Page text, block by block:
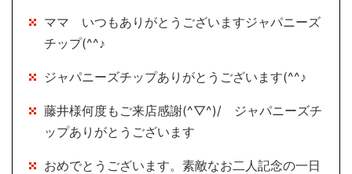
ママ いつもありがとうございますジャパニーズ
チップ(^^♪
ジャパニーズチップありがとうございます(^^♪
藤井様何度もご来店感謝(^▽^)/ ジャパニーズチ
ップありがとうございます
おめでとうございます。素敵なお二人記念の一日